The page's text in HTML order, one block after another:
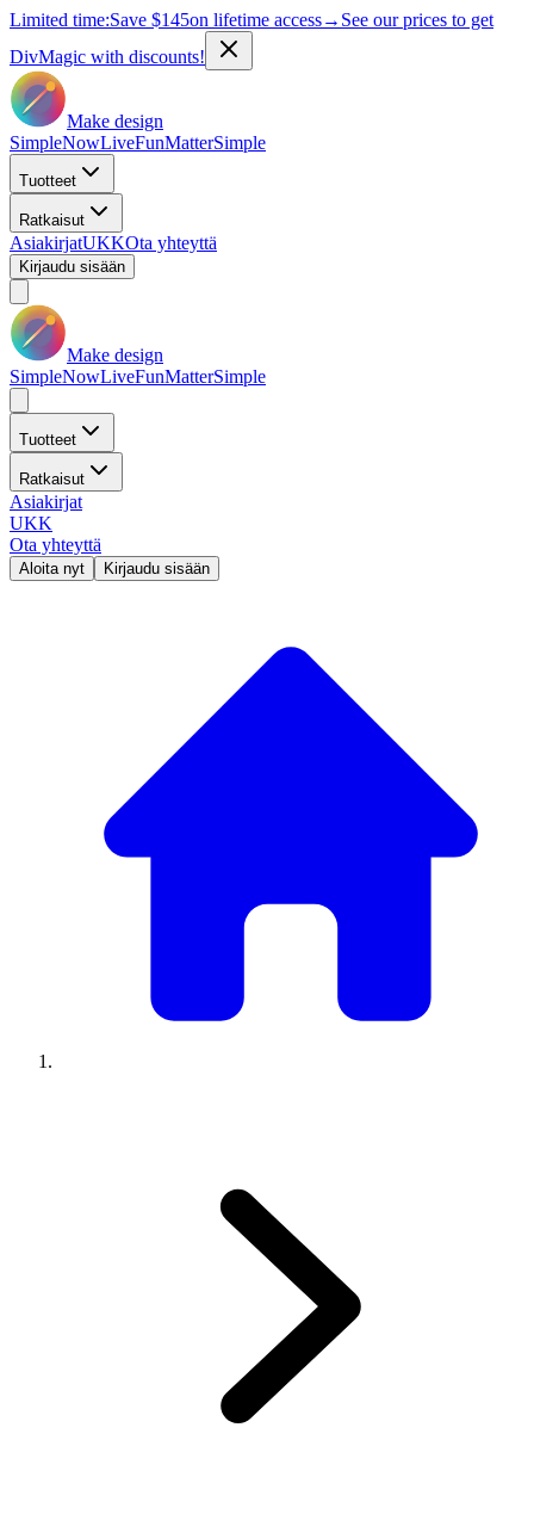
Limited time:Save $145on lifetime access→ See our prices to get
DivMagic with discounts!
Make design
SimpleNowLiveFunMatterSimple
Tuotteet
Ratkaisut
AsiakirjatUKKOta yhteyttä
Kirjaudu sisään
Make design
SimpleNowLiveFunMatterSimple
Tuotteet
Ratkaisut
Asiakirjat
UKK
Ota yhteyttä
Aloita nyt Kirjaudu sisään